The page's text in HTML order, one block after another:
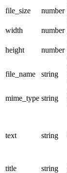
file_size
number
width
number
height
number
file_name string
mime_type string
text string
title
string